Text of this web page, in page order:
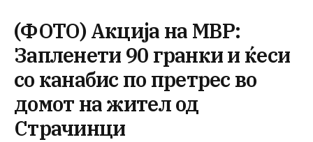
(ФОТО) Акција на МВР:
Запленети 90 гранки и ќеси
со канабис по претрес во
домот на жител од
Страчинци